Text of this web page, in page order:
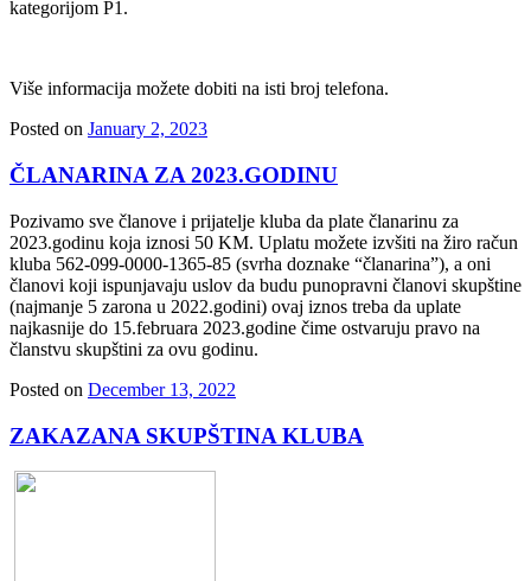
kategorijom P1.
Više informacija možete dobiti na isti broj telefona.
Posted on January 2, 2023
ČLANARINA ZA 2023.GODINU
Pozivamo sve članove i prijatelje kluba da plate članarinu za
2023.godinu koja iznosi 50 KM. Uplatu možete izvšiti na žiro račun
kluba 562-099-0000-1365-85 (svrha doznake “članarina”), a oni
članovi koji ispunjavaju uslov da budu punopravni članovi skupštine
(najmanje 5 zarona u 2022.godini) ovaj iznos treba da uplate
najkasnije do 15.februara 2023.godine čime ostvaruju pravo na
članstvu skupštini za ovu godinu.
Posted on December 13, 2022
ZAKAZANA SKUPŠTINA KLUBA